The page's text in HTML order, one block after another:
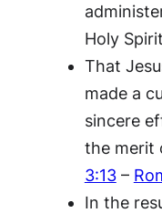
Holy
That
made a
sincere
the merit
3:13–
In the